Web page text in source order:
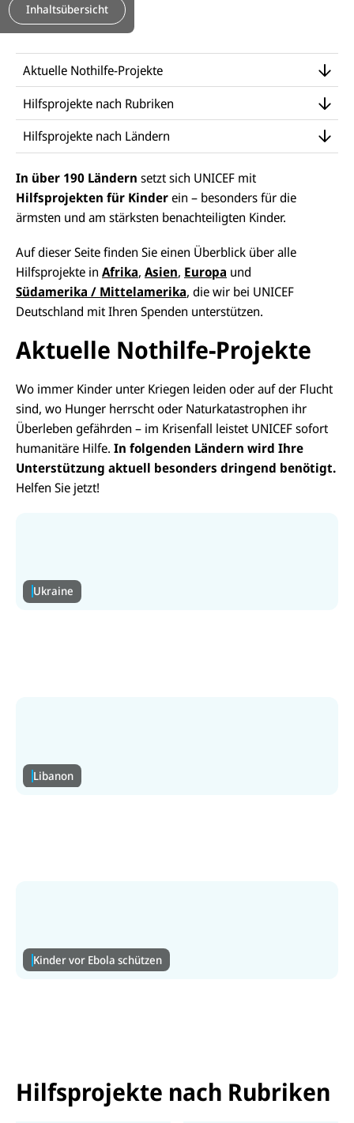
Inhaltsübersicht
Aktuelle Nothilfe-Projekte
Hilfsprojekte nach Rubriken
Hilfsprojekte nach Ländern
In über 190 Ländern setzt sich UNICEF mit
Hilfsprojekten für Kinderein – besonders für die
ärmsten und am stärksten benachteiligten Kinder.
Auf dieser Seite finden Sie einen Überblick über alle
Hilfsprojekte in Afrika, Asien, Europa und
Südamerika / Mittelamerika, die wir bei UNICEF
Deutschland mit Ihren Spenden unterstützen.
Aktuelle Nothilfe-Projekte
Wo immer Kinder unter Kriegen leiden oder auf der Flucht
sind, wo Hunger herrscht oder Naturkatastrophen ihr
Überleben gefährden – im Krisenfall leistet UNICEF sofort
humanitäre Hilfe. In folgenden Ländern wird Ihre
Unterstützung aktuell besonders dringend benötigt.
Helfen Sie jetzt!
Ukraine
Ukraine
Libanon
Libanon
Kinder vor Ebola schützen
Kinder vor Ebola schützen
Hilfsprojekte nach Rubriken